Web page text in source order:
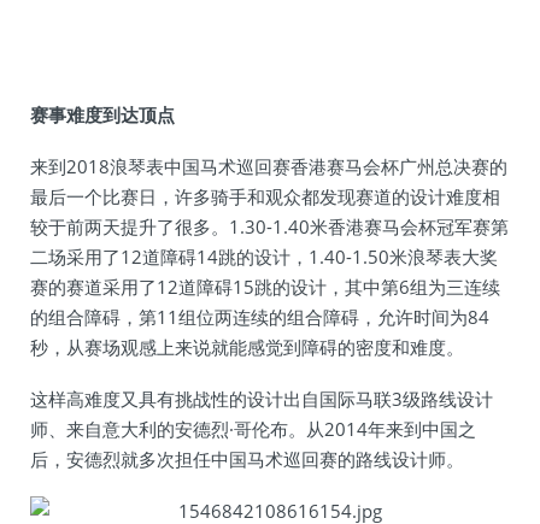
赛事难度到达顶点
来到2018浪琴表中国马术巡回赛香港赛马会杯广州总决赛的
最后一个比赛日，许多骑手和观众都发现赛道的设计难度相
较于前两天提升了很多。1.30-1.40米香港赛马会杯冠军赛第
二场采用了12道障碍14跳的设计，1.40-1.50米浪琴表大奖
赛的赛道采用了12道障碍15跳的设计，其中第6组为三连续
的组合障碍，第11组位两连续的组合障碍，允许时间为84
秒，从赛场观感上来说就能感觉到障碍的密度和难度。
这样高难度又具有挑战性的设计出自国际马联3级路线设计
师、来自意大利的安德烈·哥伦布。从2014年来到中国之
后，安德烈就多次担任中国马术巡回赛的路线设计师。